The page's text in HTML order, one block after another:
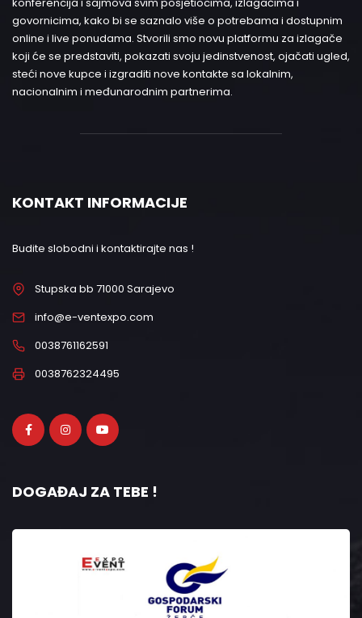
konferencija i sajmova svim posjetiocima, izlagačima i
govornicima, kako bi se saznalo više o potrebama i dostupnim
online i live ponudama. Stvorili smo novu platformu za izlagače
koji će se predstaviti, pokazati svoju jedinstvenost, ojačati ugled,
steći nove kupce i izgraditi nove kontakte sa lokalnim,
nacionalnim i međunarodnim partnerima.
KONTAKT INFORMACIJE
Budite slobodni i kontaktirajte nas !
Stupska bb 71000 Sarajevo
info@e-ventexpo.com
0038761162591
0038762324495
DOGAĐAJ ZA TEBE !